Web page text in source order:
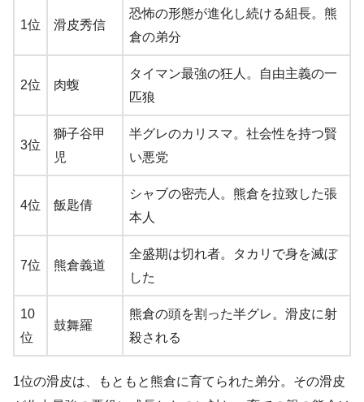
1位 滑皮秀信
恐怖の形態が進化し続ける組長。熊
倉の弟分
2位 肉蝮
タイマン最強の狂人。自由主義の一
匹狼
3位
獅子谷甲
児
半グレのカリスマ。社会性を持つ賢
い悪党
4位 飯匙倩
シャブの密売人。熊倉を拉致した張
本人
7位 熊倉義道
全盛期は切れ者。タカリで身を滅ぼ
した
10
位
鼓舞羅
熊倉の頭を割った半グレ。滑皮に射
殺される
1位の滑皮は、もともと熊倉に育てられた弟分。その滑皮